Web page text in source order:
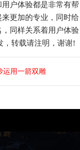
户体验都是非常有帮
更加的专业，同时给
同样关系着用户体验
，转载请注明，谢谢!
运用一箭双雕